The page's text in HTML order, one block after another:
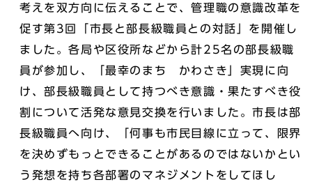
考えを双方向に伝えることで、管理職の意識改革を
促す第3回「市長と部長級職員との対話」を開催し
ました。各局や区役所などから計25名の部長級職
員が参加し、「最幸のまち かわさき」実現に向
け、部長級職員として持つべき意識・果たすべき役
割について活発な意見交換を行いました。市長は部
長級職員へ向け、「何事も市民目線に立って、限界
を決めずもっとできることがあるのではないかとい
う発想を持ち各部署のマネジメントをしてほし